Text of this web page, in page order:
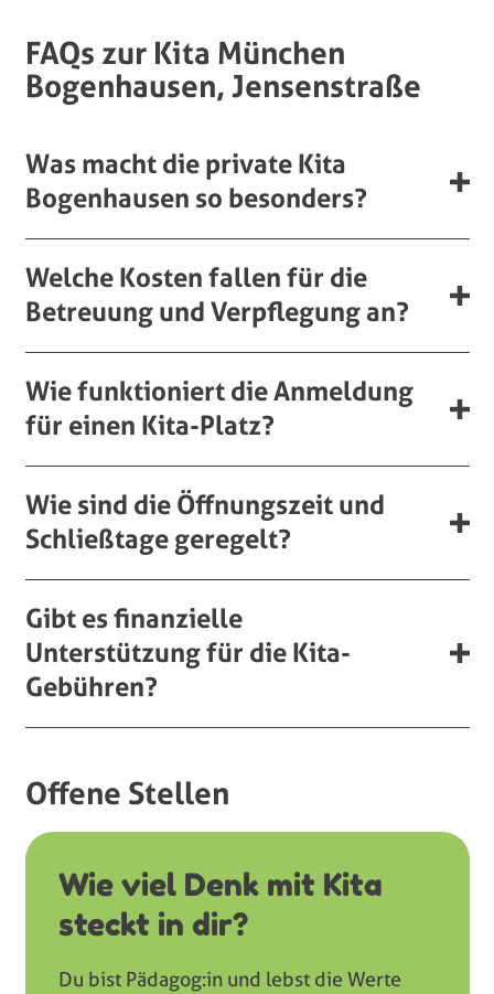
FAQs zur Kita München
Bogenhausen, Jensenstraße
Was macht die private Kita
Bogenhausen so besonders?
Welche Kosten fallen für die
Betreuung und Verpflegung an?
Wie funktioniert die Anmeldung
für einen Kita-Platz?
Wie sind die Öffnungszeit und
Schließtage geregelt?
Gibt es finanzielle
Unterstützung für die Kita-
Gebühren?
Offene Stellen
Wie viel Denk mit Kita
steckt in dir?
Du bist Pädagog:in und lebst die Werte